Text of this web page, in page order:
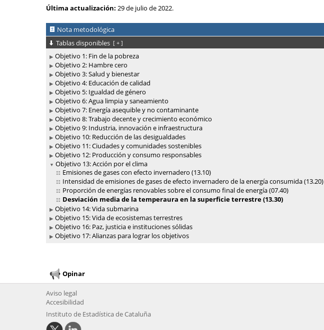
Última actualización: 29 de julio de 2022.
Nota metodológica
Tablas disponibles [ + ]
Objetivo 1: Fin de la pobreza
Objetivo 2: Hambre cero
Objetivo 3: Salud y bienestar
Objetivo 4: Educación de calidad
Objetivo 5: Igualdad de género
Objetivo 6: Agua limpia y saneamiento
Objetivo 7: Energía asequible y no contaminante
Objetivo 8: Trabajo decente y crecimiento económico
Objetivo 9: Industria, innovación e infraestructura
Objetivo 10: Reducción de las desigualdades
Objetivo 11: Ciudades y comunidades sostenibles
Objetivo 12: Producción y consumo responsables
Objetivo 13: Acción por el clima
Emisiones de gases con efecto invernadero (13.10)
Intensidad de emisiones de gases de efecto invernadero de la energía consumida (13.20)
Proporción de energías renovables sobre el consumo final de energía (07.40)
Desviación media de la temperaura en la superficie terrestre (13.30)
Objetivo 14: Vida submarina
Objetivo 15: Vida de ecosistemas terrestres
Objetivo 16: Paz, justicia e instituciones sólidas
Objetivo 17: Alianzas para lograr los objetivos
Opinar
Aviso legal
Accesibilidad
Instituto de Estadística de Cataluña